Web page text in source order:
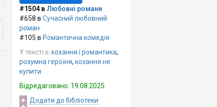
#1504 в Любовні романи
#658 в Сучасний любовний
роман
#105 в Романтична комедія
У тексті є: кохання і романтика,
розумна героїня, кохання не
купити
Відредаговано: 19.08.2025
Додати до бібліотеки